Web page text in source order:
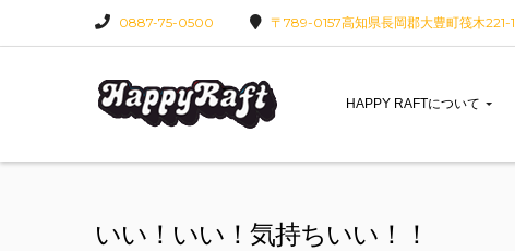
0887-75-0500 〒789-0157高知県長岡郡大豊町筏木221-1
HAPPY RAFTについて
いい！いい！気持ちいい！！